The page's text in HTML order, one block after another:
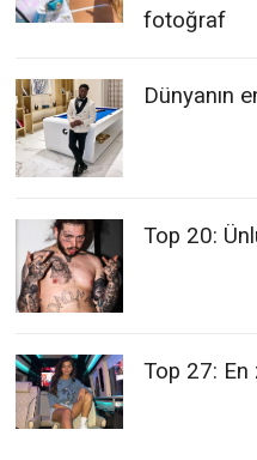
fotoğraf
Dünyanın
Top 20:
Top 27: